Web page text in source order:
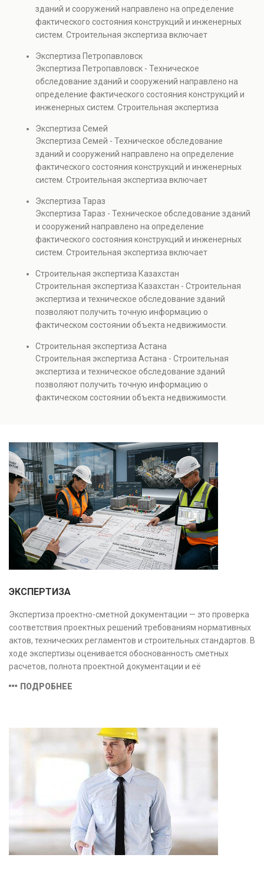
недвижимости, капитальном ремонте и реконструкции
объектов, а также при судебных разбирательствах и
технических проверках.
зданий и сооружений направлено на определение
фактического состояния конструкций и инженерных
систем. Строительная экспертиза включает
элементов и оценку эксплуатационной безопасности.
Услуга востребована при покупке недвижимости,
капитальном ремонте и реконструкции объектов, а
также при судебных разбирательствах и технических
проверках.
Экспертиза Петропавловск
Экспертиза Петропавловск - Техническое
обследование зданий и сооружений направлено на
определение фактического состояния конструкций и
инженерных систем. Строительная экспертиза
прочности элементов и оценку эксплуатационной
безопасности. Услуга востребована при покупке
недвижимости, капитальном ремонте и реконструкции
объектов, а также при судебных разбирательствах и
технических проверках.
Экспертиза Семей
Экспертиза Семей - Техническое обследование
зданий и сооружений направлено на определение
фактического состояния конструкций и инженерных
систем. Строительная экспертиза включает
элементов и оценку эксплуатационной безопасности.
Услуга востребована при покупке недвижимости,
капитальном ремонте и реконструкции объектов, а
также при судебных разбирательствах и технических
проверках.
Экспертиза Тараз
Экспертиза Тараз - Техническое обследование зданий
и сооружений направлено на определение
фактического состояния конструкций и инженерных
систем. Строительная экспертиза включает
элементов и оценку эксплуатационной безопасности.
Услуга востребована при покупке недвижимости,
капитальном ремонте и реконструкции объектов, а
также при судебных разбирательствах и технических
проверках.
Строительная экспертиза Казахстан
Строительная экспертиза Казахстан - Строительная
экспертиза и техническое обследование зданий
позволяют получить точную информацию о
фактическом состоянии объекта недвижимости.
инженерных систем с выявлением скрытых дефектов
и нарушений. Услуга используется для проверки
качества строительства, подготовки к реконструкции,
оценки рисков и судебных разбирательств.
Результатом является официальное техническое
Строительная экспертиза Астана
Строительная экспертиза Астана - Строительная
экспертиза и техническое обследование зданий
позволяют получить точную информацию о
фактическом состоянии объекта недвижимости.
качества строительства, подготовки к реконструкции,
оценки рисков и судебных разбирательств.
Результатом является официальное техническое
заключение, имеющее юридическую силу.
ЭКСПЕРТИЗА
Экспертиза проектно-сметной документации — это проверка
соответствия проектных решений требованиям нормативных
актов, технических регламентов и строительных стандартов. В
ходе экспертизы оценивается обоснованность сметных
расчетов, полнота проектной документации и её
предотвратить ошибки на этапе строительства и
ПОДРОБНЕЕ